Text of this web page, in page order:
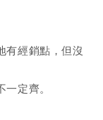
有經銷點，但沒
定齊。